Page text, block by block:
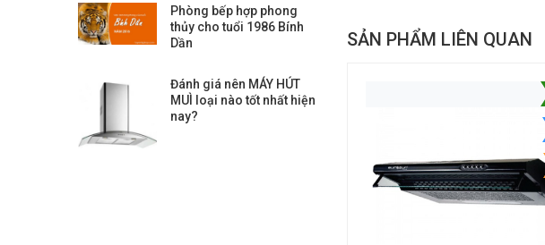
SẢN PHẨM LIÊN QUAN
Phòng bếp hợp phong
thủy cho tuổi 1986 Bính
Dần
Đánh giá nên MÁY HÚT
MUÌ loại nào tốt nhất hiện
nay?